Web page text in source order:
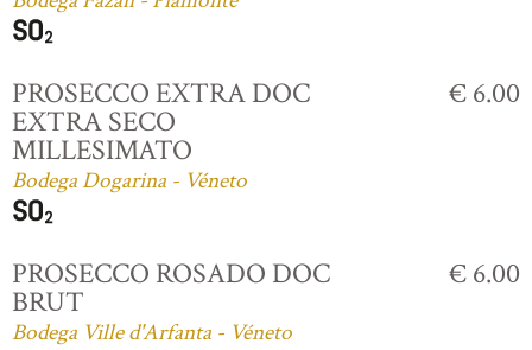
PROSECCO EXTRA DOC
EXTRA SECO
MILLESIMATO
Bodega Dogarina - Véneto
€ 6.00
PROSECCO ROSADO DOC
BRUT
Bodega Ville d'Arfanta - Véneto
€ 6.00